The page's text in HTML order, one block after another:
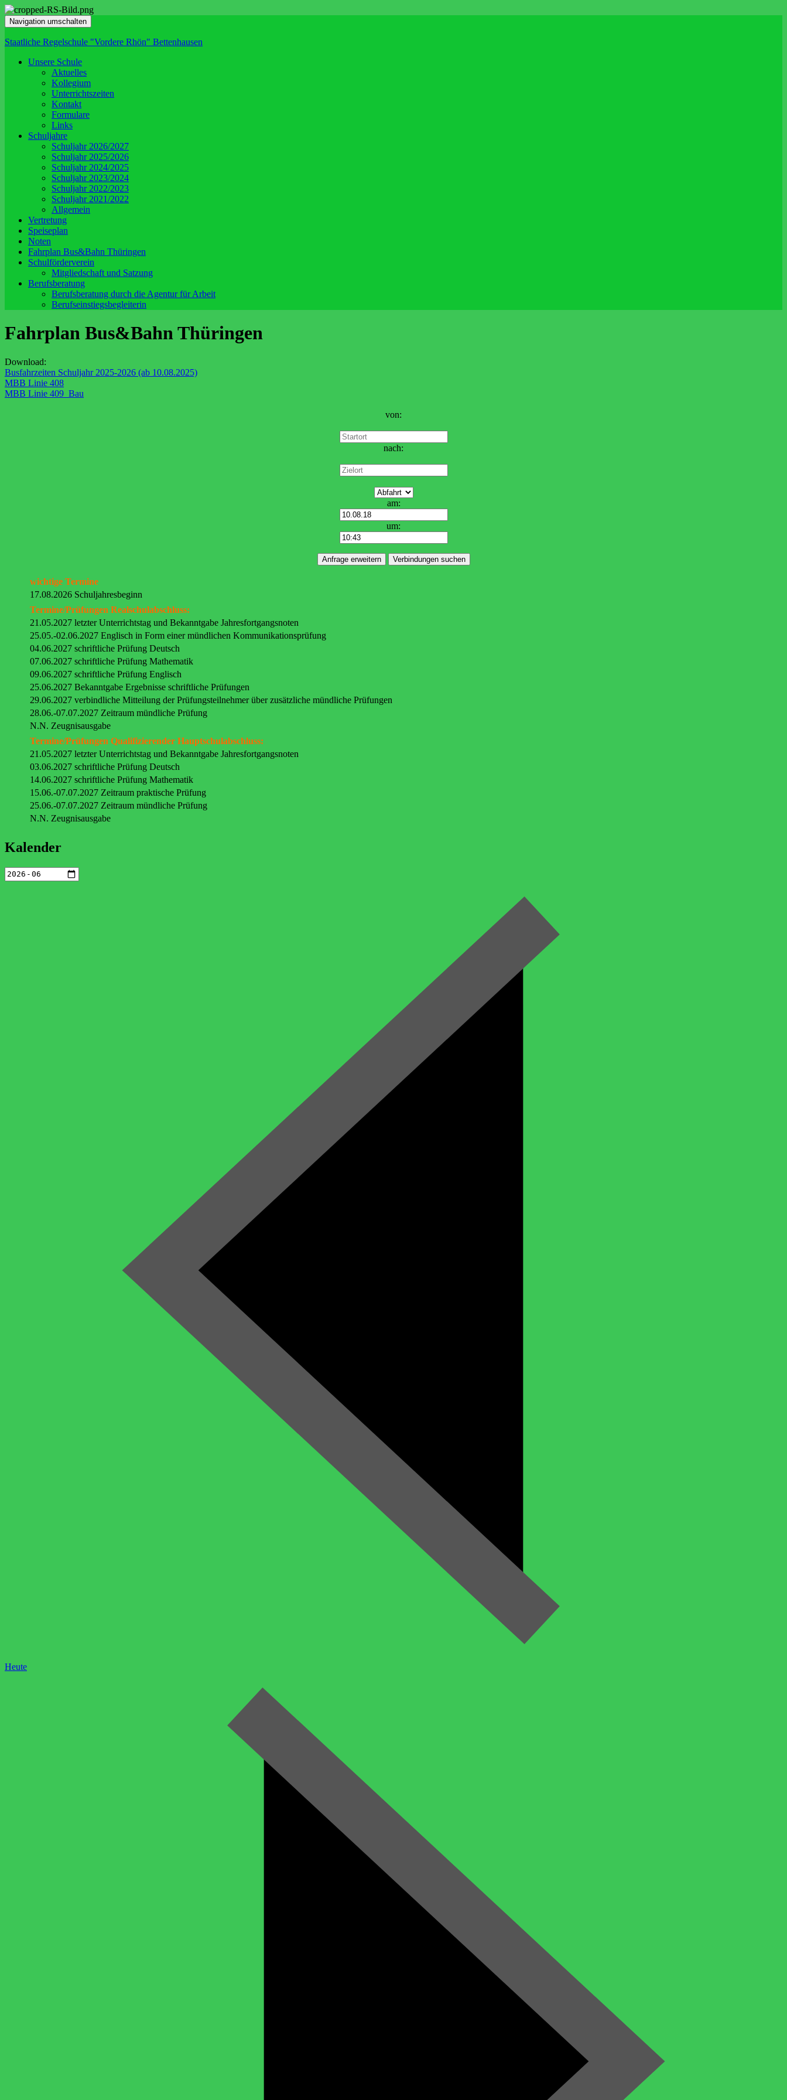
Navigation umschalten
Staatliche Regelschule "Vordere Rhön" Bettenhausen
Unsere Schule
Aktuelles
Kollegium
Unterrichtszeiten
Kontakt
Formulare
Links
Schuljahre
Schuljahr 2026/2027
Schuljahr 2025/2026
Schuljahr 2024/2025
Schuljahr 2023/2024
Schuljahr 2022/2023
Schuljahr 2021/2022
Allgemein
Vertretung
Speiseplan
Noten
Fahrplan Bus&Bahn Thüringen
Schulförderverein
Mitgliedschaft und Satzung
Berufsberatung
Berufsberatung durch die Agentur für Arbeit
Berufseinstiegsbegleiterin
Fahrplan Bus&Bahn Thüringen
Download:
Busfahrzeiten Schuljahr 2025-2026 (ab 10.08.2025)
MBB Linie 408
MBB Linie 409_Bau
von:
nach:
am:
um:
wichtige Termine
17.08.2026 Schuljahresbeginn
Termine/Prüfungen Realschulabschluss:
21.05.2027 letzter Unterrichtstag und Bekanntgabe Jahresfortgangsnoten
25.05.-02.06.2027 Englisch in Form einer mündlichen Kommunikationsprüfung
04.06.2027 schriftliche Prüfung Deutsch
07.06.2027 schriftliche Prüfung Mathematik
09.06.2027 schriftliche Prüfung Englisch
25.06.2027 Bekanntgabe Ergebnisse schriftliche Prüfungen
29.06.2027 verbindliche Mitteilung der Prüfungsteilnehmer über zusätzliche mündliche Prüfungen
28.06.-07.07.2027 Zeitraum mündliche Prüfung
N.N. Zeugnisausgabe
Termine/Prüfungen Qualifizierender Hauptschulabschluss:
21.05.2027 letzter Unterrichtstag und Bekanntgabe Jahresfortgangsnoten
03.06.2027 schriftliche Prüfung Deutsch
14.06.2027 schriftliche Prüfung Mathematik
15.06.-07.07.2027 Zeitraum praktische Prüfung
25.06.-07.07.2027 Zeitraum mündliche Prüfung
N.N. Zeugnisausgabe
Kalender
Heute